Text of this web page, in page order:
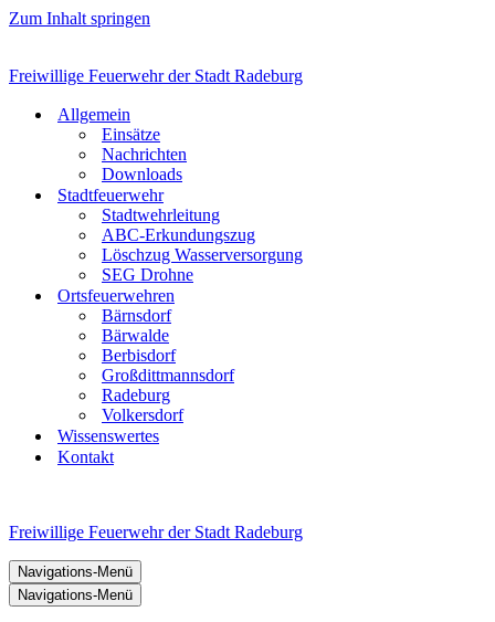
Zum Inhalt springen
Freiwillige Feuerwehr der Stadt Radeburg
Allgemein
Einsätze
Nachrichten
Downloads
Stadtfeuerwehr
Stadtwehrleitung
ABC-Erkundungszug
Löschzug Wasserversorgung
SEG Drohne
Ortsfeuerwehren
Bärnsdorf
Bärwalde
Berbisdorf
Großdittmannsdorf
Radeburg
Volkersdorf
Wissenswertes
Kontakt
Freiwillige Feuerwehr der Stadt Radeburg
Navigations-Menü
Navigations-Menü